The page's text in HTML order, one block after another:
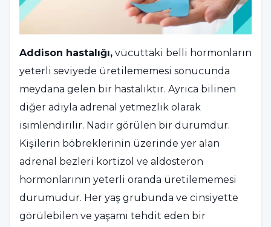
Addison hastalığı, vücuttaki belli hormonların
yeterli seviyede üretilememesi sonucunda
meydana gelen bir hastalıktır. Ayrıca bilinen
diğer adıyla adrenal yetmezlik olarak
isimlendirilir. Nadir görülen bir durumdur.
Kişilerin böbreklerinin üzerinde yer alan
adrenal bezleri kortizol ve aldosteron
hormonlarının yeterli oranda üretilememesi
durumudur. Her yaş grubunda ve cinsiyette
görülebilen ve yaşamı tehdit eden bir